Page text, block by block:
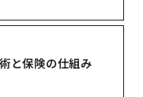
と保険の仕組み